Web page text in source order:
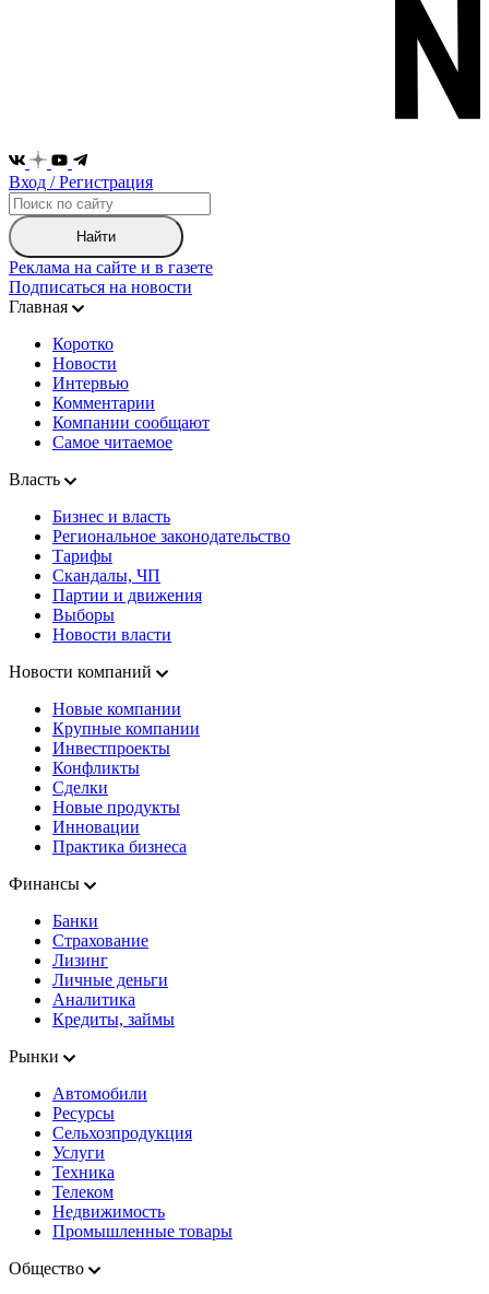
Вход / Регистрация
Найти
Реклама на сайте и в газете
Подписаться на новости
Главная
Коротко
Новости
Интервью
Комментарии
Компании сообщают
Самое читаемое
Власть
Бизнес и власть
Региональное законодательство
Тарифы
Скандалы, ЧП
Партии и движения
Выборы
Новости власти
Новости компаний
Новые компании
Крупные компании
Инвестпроекты
Конфликты
Сделки
Новые продукты
Инновации
Практика бизнеса
Финансы
Банки
Страхование
Лизинг
Личные деньги
Аналитика
Кредиты, займы
Рынки
Автомобили
Ресурсы
Сельхозпродукция
Услуги
Техника
Телеком
Недвижимость
Промышленные товары
Общество